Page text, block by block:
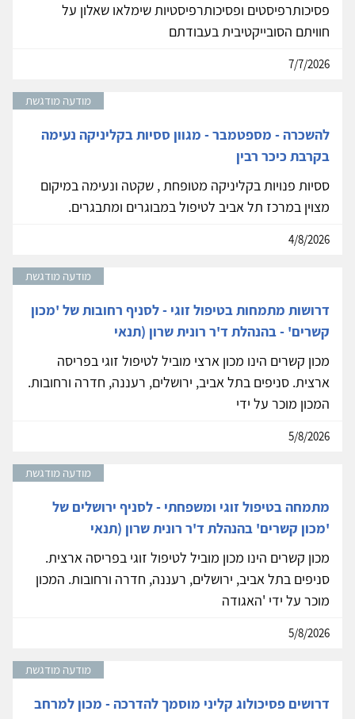
פסיכותרפיסטים ופסיכותרפיסטיות שימלאו שאלון על
חוויתם הסובייקטיבית בעבודתם
7/7/2026
מודעה מודגשת
להשכרה - מספטמבר - מגוון ססיות בקליניקה נעימה
בקרבת כיכר רבין
ססיות פנויות בקליניקה מטופחת , שקטה ונעימה במיקום
מצוין במרכז תל אביב לטיפול במבוגרים ומתבגרים.
4/8/2026
מודעה מודגשת
דרושות מתמחות בטיפול זוגי - לסניף רחובות של 'מכון
קשרים' - בהנהלת ד'ר רונית שרון (תנאי
מכון קשרים הינו מכון ארצי מוביל לטיפול זוגי בפריסה
ארצית. סניפים בתל אביב, ירושלים, רעננה, חדרה ורחובות.
המכון מוכר על ידי
5/8/2026
מודעה מודגשת
מתמחה בטיפול זוגי ומשפחתי - לסניף ירושלים של
'מכון קשרים' בהנהלת ד'ר רונית שרון (תנאי
מכון קשרים הינו מכון מוביל לטיפול זוגי בפריסה ארצית.
סניפים בתל אביב, ירושלים, רעננה, חדרה ורחובות. המכון
מוכר על ידי 'האגודה
5/8/2026
מודעה מודגשת
דרושים פסיכולוג קליני מוסמך להדרכה - מכון למרחב